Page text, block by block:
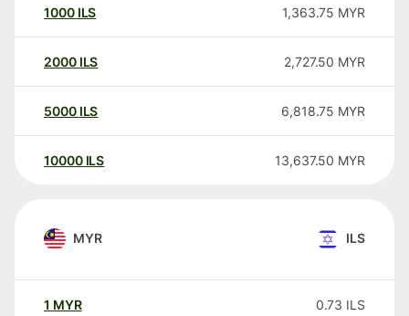
1000 ILS 1,363.75 MYR
2000 ILS 2,727.50 MYR
5000 ILS 6,818.75 MYR
10000 ILS 13,637.50 MYR
MYR ILS
1 MYR 0.73 ILS